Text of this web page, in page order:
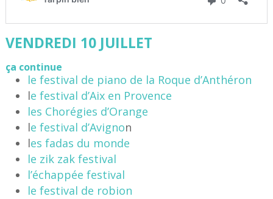
VENDREDI 10 JUILLET
ça continue
le festival de piano de la Roque d’Anthéron
le festival d’Aix en Provence
les Chorégies d’Orange
le festival d’Avignon
les fadas du monde
le zik zak festival
l’échappée festival
le festival de robion